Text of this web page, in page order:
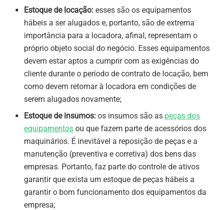
Estoque de locação:esses são os equipamentos
hábeis a ser alugados e, portanto, são de extrema
importância para a locadora, afinal, representam o
próprio objeto social do negócio. Esses equipamentos
devem estar aptos a cumprir com as exigências do
cliente durante o período de contrato de locação, bem
como devem retornar à locadora em condições de
serem alugados novamente;
Estoque de insumos:os insumos são as peças dos
equipamentos ou que fazem parte de acessórios dos
maquinários. É inevitável a reposição de peças e a
manutenção (preventiva e corretiva) dos bens das
empresas. Portanto, faz parte do controle de ativos
garantir que exista um estoque de peças hábeis a
garantir o bom funcionamento dos equipamentos da
empresa;